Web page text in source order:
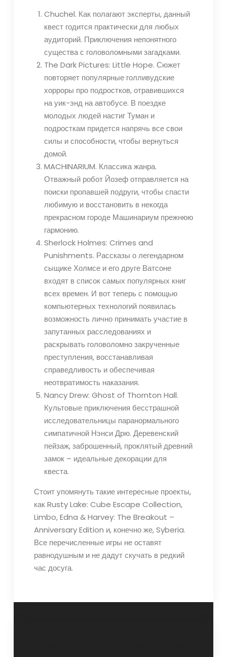
Chuchel. Как полагают эксперты, данный
квест годится практически для любых
аудиторий. Приключения непонятного
существа с головоломными загадками.
The Dark Pictures: Little Hope. Сюжет
повторяет популярные голливудские
хорроры про подростков, отравившихся
на уик-энд на автобусе. В поездке
молодых людей настиг Туман и
подросткам придется напрячь все свои
силы и способности, чтобы вернуться
домой.
MACHINARIUM. Классика жанра.
Отважный робот Йозеф отправляется на
поиски пропавшей подруги, чтобы спасти
любимую и восстановить в некогда
прекрасном городе Машинариум прежнюю
гармонию.
Sherlock Holmes: Crimes and
Punishments. Рассказы о легендарном
сыщике Холмсе и его друге Ватсоне
входят в список самых популярных книг
всех времен. И вот теперь с помощью
компьютерных технологий появилась
возможность лично принимать участие в
запутанных расследованиях и
раскрывать головоломно закрученные
преступления, восстанавливая
справедливость и обеспечивая
неотвратимость наказания.
Nancy Drew: Ghost of Thornton Hall.
Культовые приключения бесстрашной
исследовательницы паранормального
симпатичной Нэнси Дрю. Деревенский
пейзаж, заброшенный, проклятый древний
замок – идеальные декорации для
квеста.
Стоит упомянуть такие интересные проекты,
как Rusty Lake: Cube Escape Collection,
Limbo, Edna & Harvey: The Breakout –
Anniversary Edition и, конечно же, Syberia.
Все перечисленные игры не оставят
равнодушным и не дадут скучать в редкий
час досуга.